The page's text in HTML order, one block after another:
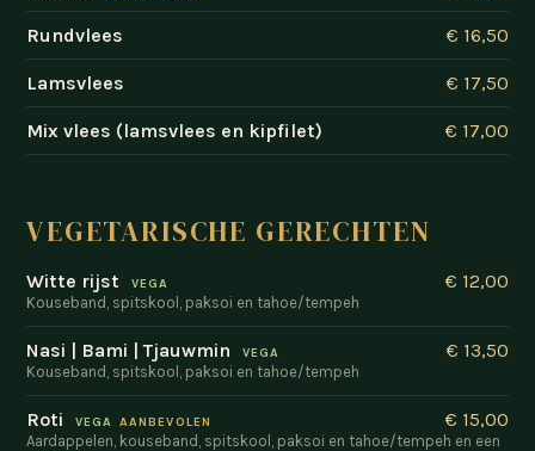
Rundvlees € 16,50
Lamsvlees € 17,50
Mix vlees (lamsvlees en kipfilet) € 17,00
VEGETARISCHE GERECHTEN
Witte rijst VEGA € 12,00
Kouseband, spitskool, paksoi en tahoe/tempeh
Nasi | Bami | Tjauwmin VEGA € 13,50
Kouseband, spitskool, paksoi en tahoe/tempeh
Roti VEGA AANBEVOLEN € 15,00
Aardappelen, kouseband, spitskool, paksoi en tahoe/tempeh en een